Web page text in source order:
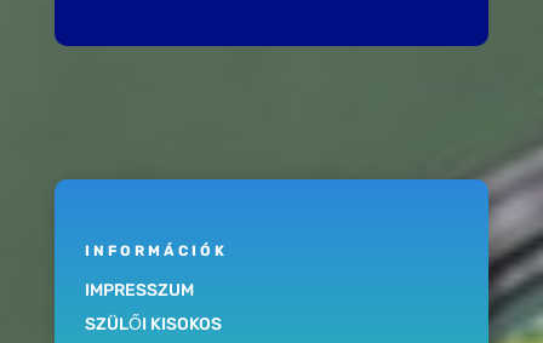
INFORMÁCIÓK
IMPRESSZUM
SZÜLŐI KISOKOS